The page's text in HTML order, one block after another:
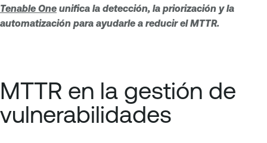
Tenable One unifica la detección, la priorización y la
automatización para ayudarle a reducir el MTTR.
MTTR en la gestión de
vulnerabilidades